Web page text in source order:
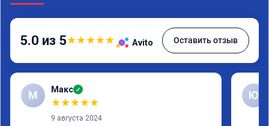
5.0 из 5★★★★★ Avito Оставить отзыв
М Макс ✓
★★★★★
9 августа 2024
Ю